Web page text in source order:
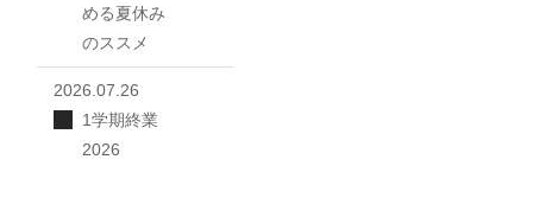
める夏休み
のススメ
2026.07.26
1学期終業
2026